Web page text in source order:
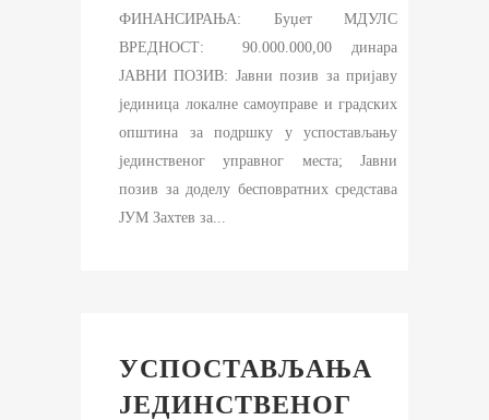
ФИНАНСИРАЊА: Буџет МДУЛС
ВРЕДНОСТ: 90.000.000,00 динара
ЈАВНИ ПОЗИВ: Jавни позив за пријаву
јединица локалне самоуправе и градских
општина за подршку у успостављању
јединственог управног места; Јавни
позив за доделу бесповратних средстава
ЈУМ Захтев за...
УСПОСТАВЉАЊА
ЈЕДИНСТВЕНОГ